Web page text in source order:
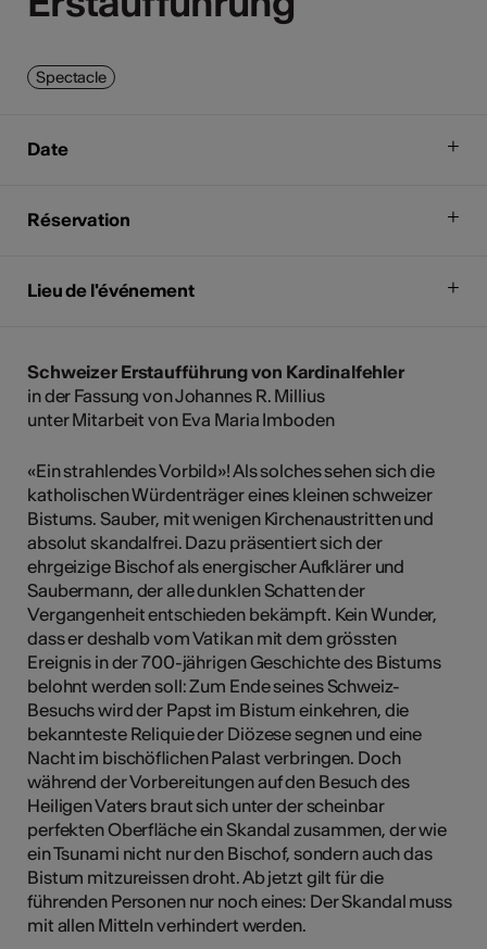
Spectacle
Date
Réservation
Lieu de l'événement
Schweizer Erstaufführung von Kardinalfehler
in der Fassung von Johannes R. Millius
unter Mitarbeit von Eva Maria Imboden
«Ein strahlendes Vorbild»! Als solches sehen sich die
katholischen Würdenträger eines kleinen schweizer
Bistums. Sauber, mit wenigen Kirchenaustritten und
absolut skandalfrei. Dazu präsentiert sich der
ehrgeizige Bischof als energischer Aufklärer und
Saubermann, der alle dunklen Schatten der
Vergangenheit entschieden bekämpft. Kein Wunder,
dass er deshalb vom Vatikan mit dem grössten
Ereignis in der 700-jährigen Geschichte des Bistums
belohnt werden soll: Zum Ende seines Schweiz-
Besuchs wird der Papst im Bistum einkehren, die
bekannteste Reliquie der Diözese segnen und eine
Nacht im bischöflichen Palast verbringen. Doch
während der Vorbereitungen auf den Besuch des
Heiligen Vaters braut sich unter der scheinbar
perfekten Oberfläche ein Skandal zusammen, der wie
ein Tsunami nicht nur den Bischof, sondern auch das
Bistum mitzureissen droht. Ab jetzt gilt für die
führenden Personen nur noch eines: Der Skandal muss
mit allen Mitteln verhindert werden.